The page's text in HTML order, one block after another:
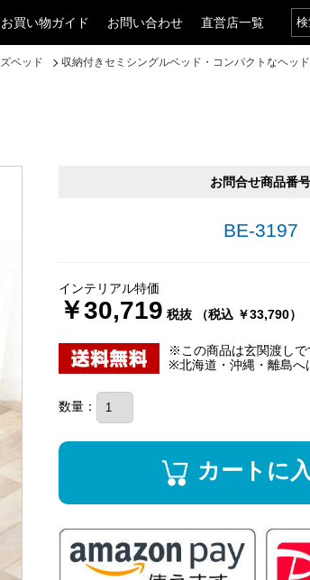
お買い物ガイド お問い合わせ 直営店一覧
ベッド 収納付きセミシングルベッド・コンパクトなヘッ
お問合せ商品番号
BE-3197
インテリアル特価
￥30,719 税抜 （税込 ￥33,790）
※この商品は玄関渡しで
※北海道・沖縄・離島へ
数量：
カートに